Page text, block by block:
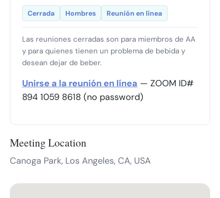
Cerrada Hombres Reunión en línea
Las reuniones cerradas son para miembros de AA
y para quienes tienen un problema de bebida y
desean dejar de beber.
Unirse a la reunión en línea — ZOOM ID#
894 1059 8618 (no password)
Meeting Location
Canoga Park, Los Angeles, CA, USA